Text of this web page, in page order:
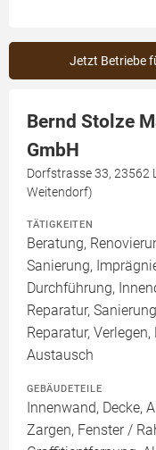
Jetzt Betriebe
Bernd Stolze
GmbH
Dorfstrasse 33, 23562
Weitendorf)
TÄTIGKEITEN
Beratung,
Sanierung,
Durchführung,
Reparatur,
Reparatur,
Austausch
GEBÄUDETEILE
Innenwand, Decke,
Zargen, Fenster /